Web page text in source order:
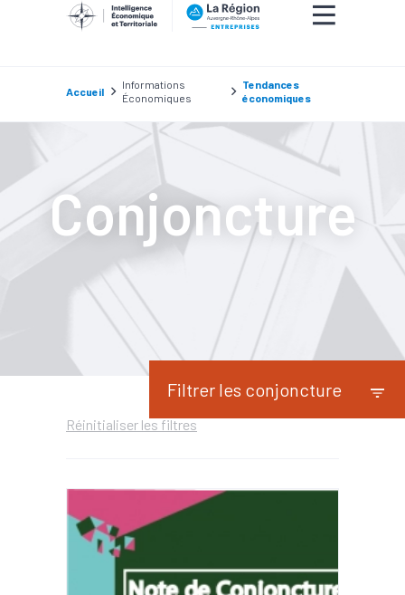
Accueil
Informations
Économiques
Tendances
économiques
Conjoncture
Filtrer les conjoncture
Réinitialiser les filtres